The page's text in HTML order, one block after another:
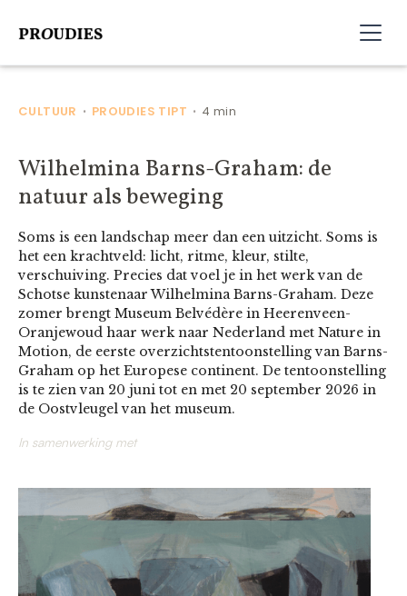
CULTUUR • PROUDIES TIPT • 4 min
Wilhelmina Barns-Graham: de
natuur als beweging
Soms is een landschap meer dan een uitzicht. Soms is
het een krachtveld: licht, ritme, kleur, stilte,
verschuiving. Precies dat voel je in het werk van de
Schotse kunstenaar Wilhelmina Barns-Graham. Deze
zomer brengt Museum Belvédère in Heerenveen-
Oranjewoud haar werk naar Nederland met Nature in
Motion, de eerste overzichtstentoonstelling van Barns-
Graham op het Europese continent. De tentoonstelling
is te zien van 20 juni tot en met 20 september 2026 in
de Oostvleugel van het museum.
In samenwerking met